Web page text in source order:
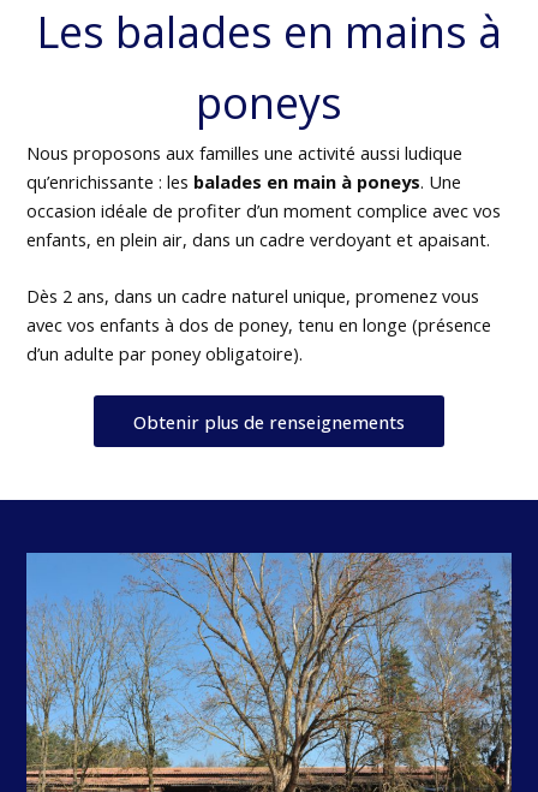
Les balades en mains à
poneys
Nous proposons aux familles une activité aussi ludique
qu’enrichissante : les balades en main à poneys. Une
occasion idéale de profiter d’un moment complice avec vos
enfants, en plein air, dans un cadre verdoyant et apaisant.
Dès 2 ans, dans un cadre naturel unique, promenez vous
avec vos enfants à dos de poney, tenu en longe (présence
d’un adulte par poney obligatoire).
Obtenir plus de renseignements